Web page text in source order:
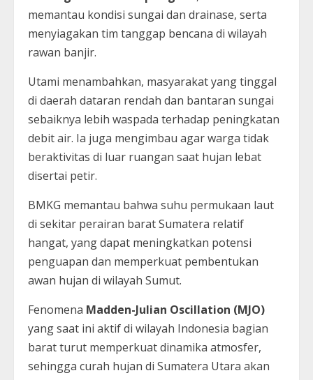
memantau kondisi sungai dan drainase, serta
menyiagakan tim tanggap bencana di wilayah
rawan banjir.
Utami menambahkan, masyarakat yang tinggal
di daerah dataran rendah dan bantaran sungai
sebaiknya lebih waspada terhadap peningkatan
debit air. Ia juga mengimbau agar warga tidak
beraktivitas di luar ruangan saat hujan lebat
disertai petir.
BMKG memantau bahwa suhu permukaan laut
di sekitar perairan barat Sumatera relatif
hangat, yang dapat meningkatkan potensi
penguapan dan memperkuat pembentukan
awan hujan di wilayah Sumut.
Fenomena Madden-Julian Oscillation (MJO)
yang saat ini aktif di wilayah Indonesia bagian
barat turut memperkuat dinamika atmosfer,
sehingga curah hujan di Sumatera Utara akan